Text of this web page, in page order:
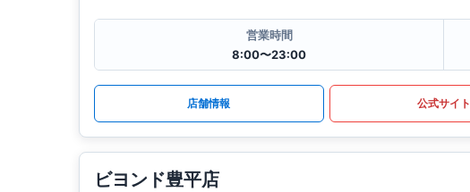
営業時間
8:00〜23:00
店舗情報 公式サイト
ビヨンド豊平店